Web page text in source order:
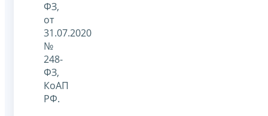
ФЗ,
от
31.07.2020
№
248-
ФЗ,
КоАП
РФ.